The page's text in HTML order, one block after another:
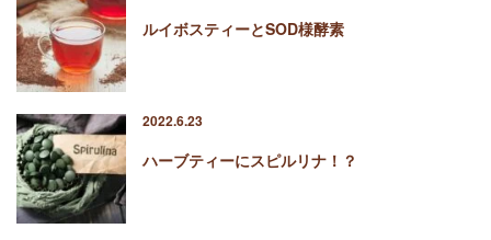
ルイボスティーとSOD様酵素
2022.6.23
ハーブティーにスピルリナ！？